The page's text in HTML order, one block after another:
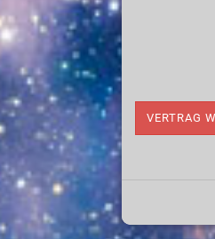
VERTRAG